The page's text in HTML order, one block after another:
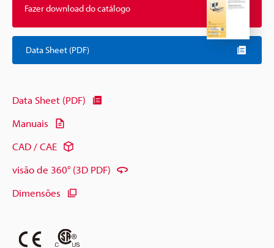
Fazer download do catálogo
Data Sheet (PDF)
Data Sheet (PDF)
Manuais
CAD / CAE
visão de 360° (3D PDF)
Dimensões